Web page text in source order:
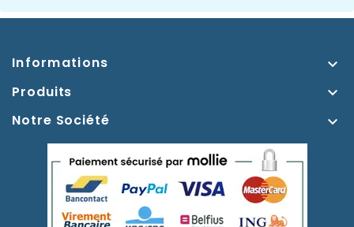
Informations 
Produits 
Notre Société 